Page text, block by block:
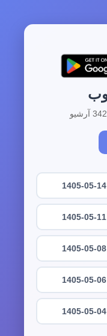
1405-05-14
1405-05-11
1405-05-08
1405-05-06
1405-05-04